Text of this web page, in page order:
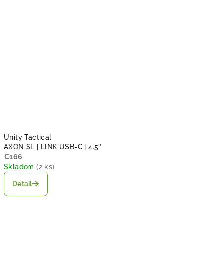
AXON SL | LINK USB-C | 4.5″
Unity Tactical
€166
Skladom(2 ks)
Detail